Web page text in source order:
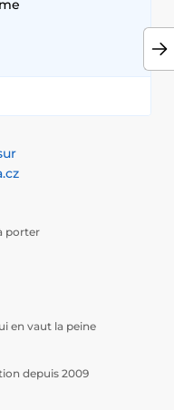
porter
en vaut la peine
depuis 2009